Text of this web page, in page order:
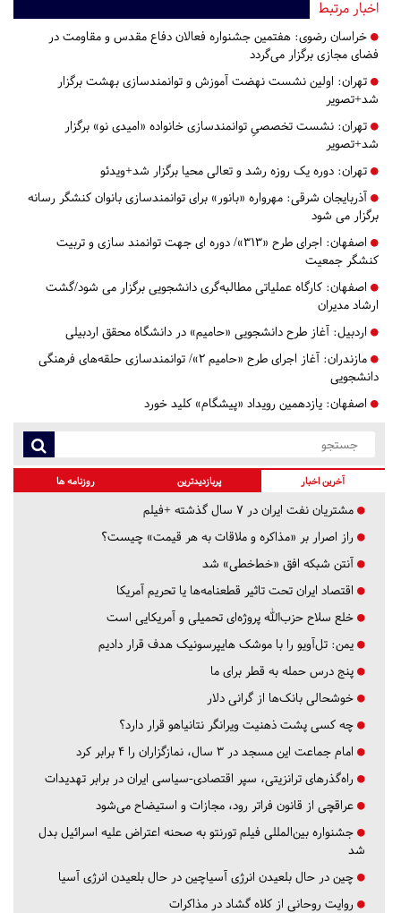
اخبار مرتبط
خراسان رضوی: هفتمین جشنواره فعالان دفاع مقدس و مقاومت در
فضای مجازی برگزار می‌گردد
تهران: اولین نشست نهضت آموزش و توانمندسازی بهشت برگزار
شد+تصویر
تهران: نشست‌ تخصصیِ توانمندسازی خانواده «امیدی نو» برگزار
شد+تصویر
تهران: دوره یک روزه رشد و تعالی محیا برگزار شد+ویدئو
آذربایجان شرقی: مهرواره «بانور» برای توانمندسازی بانوان کنشگر رسانه
برگزار می شود
اصفهان:
اجرای طرح «313»/ دوره ای جهت توانمند سازی و تربیت
کنشگر جمعیت
اصفهان: کارگاه عملیاتی مطالبه‌گری دانشجویی برگزار می شود/گشت
ارشاد مدیران
اردبیل: آغاز طرح دانشجویی «حامیم» در دانشگاه محقق اردبیلی
مازندران:
آغاز اجرای طرح «حامیم ۲»/ توانمندسازی حلقه‌های فرهنگی
دانشجویی
اصفهان: یازدهمین رویداد «پیشگام» کلید خورد
آخرین اخبار پربازدیدترین روزنامه ها
مشتریان نفت ایران در ۷ سال گذشته +فیلم
راز اصرار بر «مذاکره و ملاقات به هر قیمت» چیست؟
آنتن شبکه افق «خط‌خطی» شد
اقتصاد ایران تحت تاثیر قطعنامه‌ها یا تحریم‌ آمریکا
خلع سلاح حزب‌الله پروژه‌ای تحمیلی و آمریکایی است
یمن: تل‌آویو را با موشک هایپرسونیک هدف قرار دادیم
پنج درس‌ حمله به قطر برای ما
خوشحالی بانک‌ها از گرانی دلار
چه کسی پشت ذهنیت ویرانگر نتانیاهو قرار دارد؟
امام جماعت این مسجد در ۳ سال، نمازگزاران را ۴ برابر کرد
راه‌گذرهای ترانزیتی، سپر اقتصادی-سیاسی ایران در برابر تهدیدات
عراقچی از قانون فراتر رود، مجازات و استیضاح می‌شود
جشنواره بین‌المللی فیلم تورنتو به صحنه اعتراض علیه اسرائیل بدل
شد
چین در حال بلعیدن انرژی آسیاچین در حال بلعیدن انرژی آسیا
روایت روحانی از کلاه گشاد در مذاکرات